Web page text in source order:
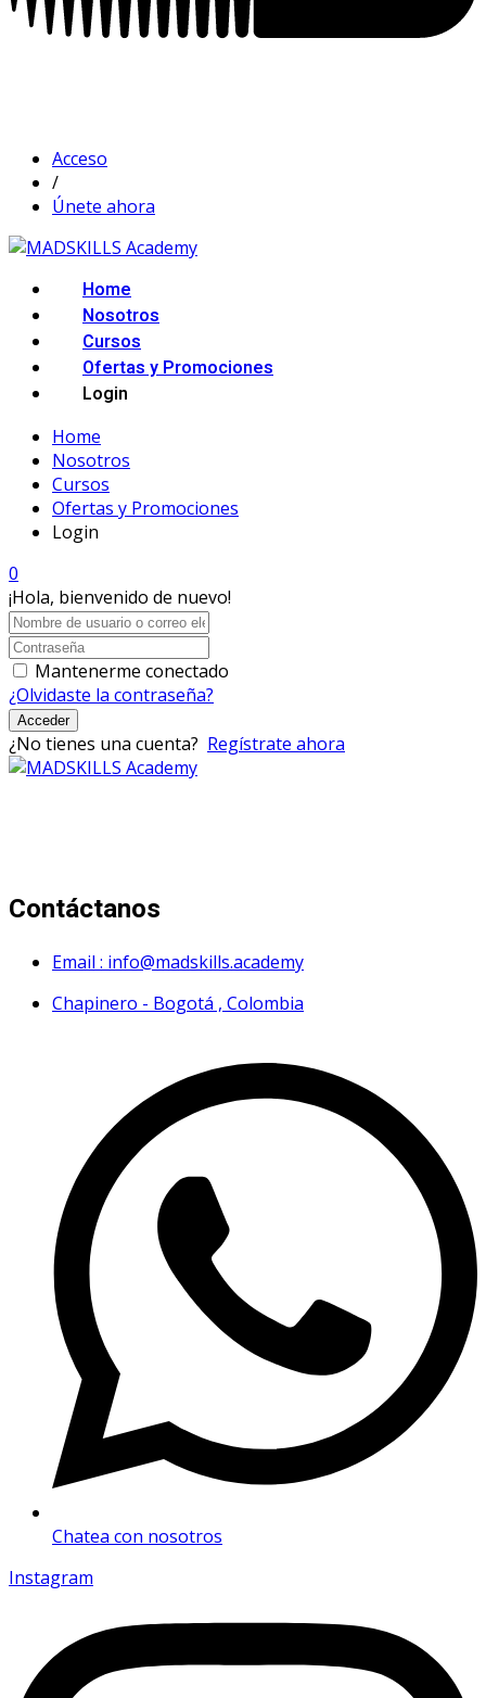
Acceso
/
Únete ahora
Home
Nosotros
Cursos
Ofertas y Promociones
Login
Home
Nosotros
Cursos
Ofertas y Promociones
Login
0
¡Hola, bienvenido de nuevo!
Mantenerme conectado
¿Olvidaste la contraseña?
Acceder
¿No tienes una cuenta? Regístrate ahora
Contáctanos
Email : info@madskills.academy
Chapinero - Bogotá , Colombia
Chatea con nosotros
Instagram